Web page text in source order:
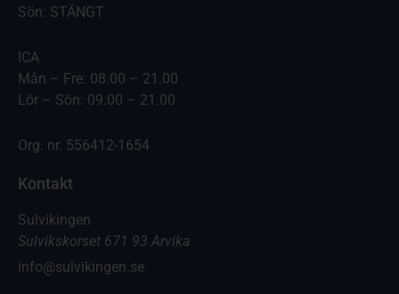
Sön: STÄNGT
ICA
Mån – Fre: 08.00 – 21.00
Lör – Sön: 09.00 – 21.00
Org. nr. 556412-1654
Kontakt
Sulvikingen
Sulvikskorset 671 93 Arvika
info@sulvikingen.se